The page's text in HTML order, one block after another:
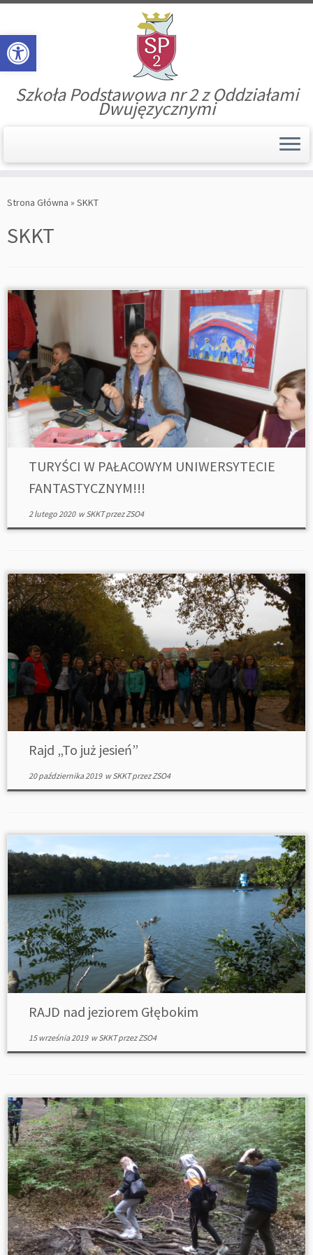
Open toolbar
to
Szkoła Podstawowa nr 2 z Oddziałami
Dwujęzycznymi
Strona Główna » SKKT
SKKT
TURYŚCI W PAŁACOWYM UNIWERSYTECIE
FANTASTYCZNYM!!!
2 lutego 2020wSKKTprzezZSO4
Rajd „To już jesień”
20 października 2019wSKKTprzezZSO4
RAJD nad jeziorem Głębokim
15 września 2019wSKKTprzezZSO4